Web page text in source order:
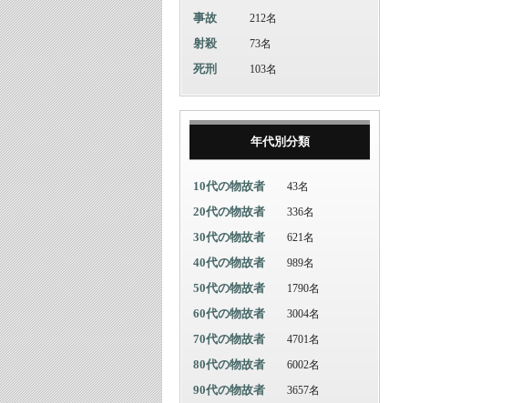
事故 212名
射殺 73名
死刑 103名
年代別分類
10代の物故者 43名
20代の物故者 336名
30代の物故者 621名
40代の物故者 989名
50代の物故者 1790名
60代の物故者 3004名
70代の物故者 4701名
80代の物故者 6002名
90代の物故者 3657名